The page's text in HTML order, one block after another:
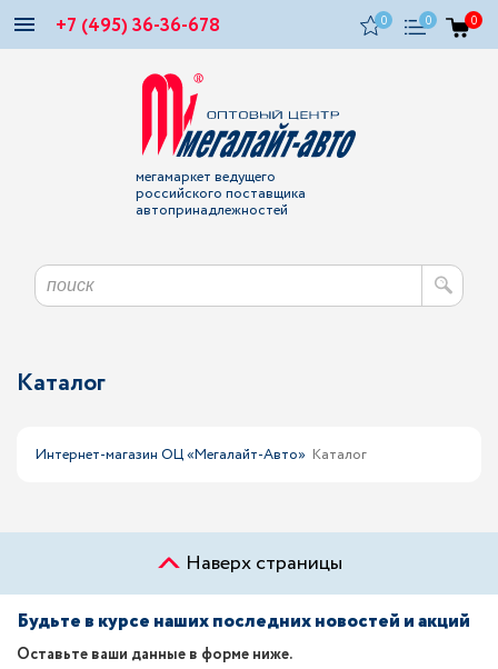
+7 (495) 36-36-678 0 0 0
мегамаркет ведущего
российского поставщика
автопринадлежностей
Каталог
Интернет-магазин ОЦ «Мегалайт-Авто» Каталог
Наверх страницы
Будьте в курсе наших последних новостей и акций
Оставьте ваши данные в форме ниже.